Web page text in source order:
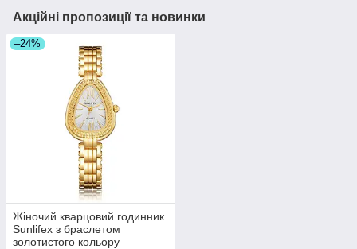
Акційні пропозиції та новинки
–24%
Жіночий кварцовий годинник
Sunlifex з браслетом
золотистого кольору